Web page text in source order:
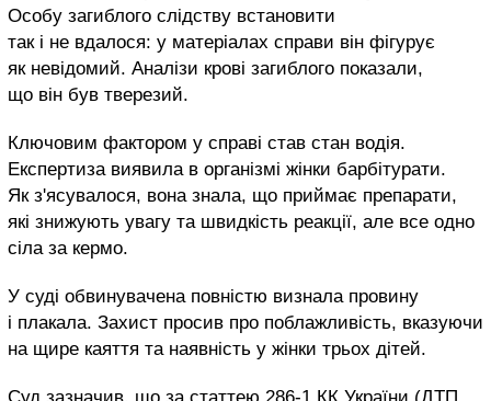
Особу загиблого слідству встановити
так і не вдалося: у матеріалах справи він фігурує
як невідомий. Аналізи крові загиблого показали,
що він був тверезий.
Ключовим фактором у справі став стан водія.
Експертиза виявила в організмі жінки барбітурати.
Як з'ясувалося, вона знала, що приймає препарати,
які знижують увагу та швидкість реакції, але все одно
сіла за кермо.
У суді обвинувачена повністю визнала провину
і плакала. Захист просив про поблажливість, вказуючи
на щире каяття та наявність у жінки трьох дітей.
Суд зазначив, що за статтею 286-1 КК України (ДТП